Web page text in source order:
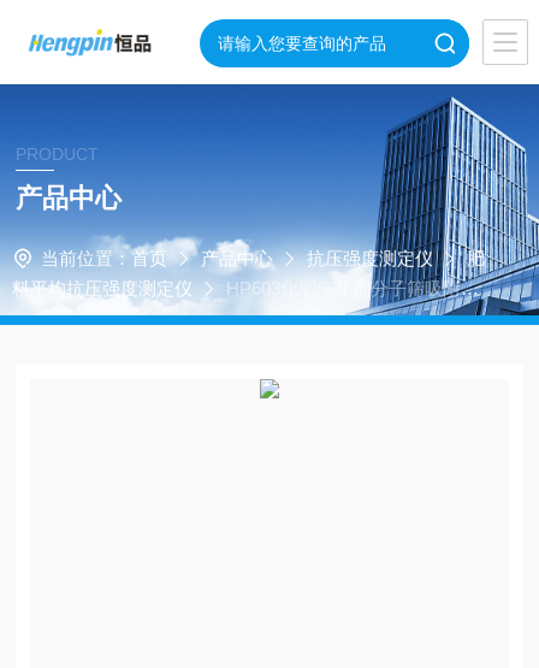
PRODUCT
产品中心
当前位置： 首页 产品中心 抗压强度测定仪
肥
料平均抗压强度测定仪
HP603化肥催化剂分子筛吸附剂
颗粒抗压碎强度仪